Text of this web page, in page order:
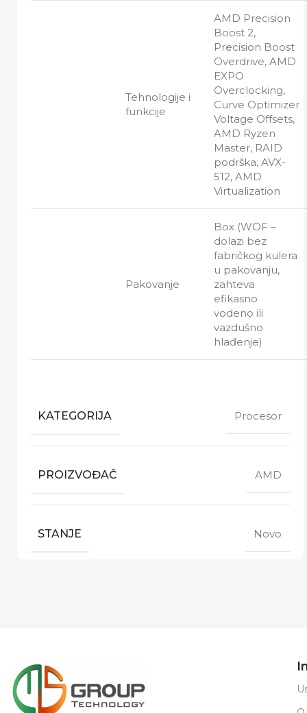
Tehnologije i
funkcije
AMD Precision
Boost 2,
Precision Boost
Overdrive, AMD
EXPO
Overclocking,
Curve Optimizer
Voltage Offsets,
AMD Ryzen
Master, RAID
podrška, AVX-
512, AMD
Virtualization
Pakovanje
Box (WOF –
dolazi bez
fabričkog kulera
u pakovanju,
zahteva
efikasno
vodeno ili
vazdušno
hlađenje)
KATEGORIJA Procesor
PROIZVOĐAČ AMD
STANJE Novo